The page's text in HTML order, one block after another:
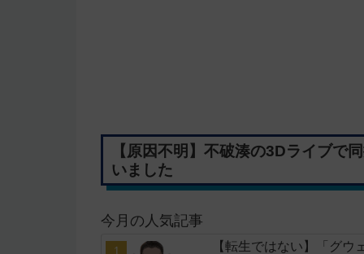
【原因不明】不破湊の3Dライブで
いました
今月の人気記事
【転生ではない】「グ